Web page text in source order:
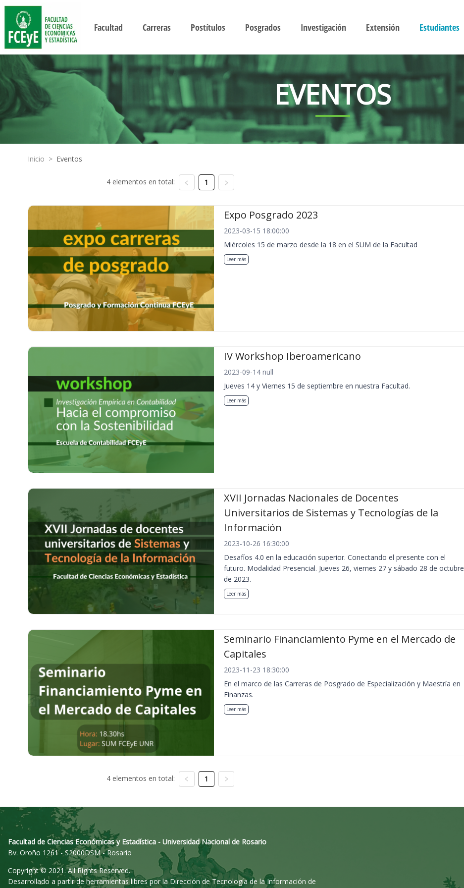
Facultad Carreras Postítulos Posgrados Investigación Extensión Estudiantes
EVENTOS
Inicio > Eventos
4 elementos en total: 1
Expo Posgrado 2023
2023-03-15 18:00:00
Miércoles 15 de marzo desde la 18 en el SUM de la Facultad
Leer más
IV Workshop Iberoamericano
2023-09-14 null
Jueves 14 y Viernes 15 de septiembre en nuestra Facultad.
Leer más
XVII Jornadas Nacionales de Docentes
Universitarios de Sistemas y Tecnologías de la
Información
2023-10-26 16:30:00
Desafíos 4.0 en la educación superior. Conectando el presente con el
futuro. Modalidad Presencial. Jueves 26, viernes 27 y sábado 28 de octubre
de 2023.
Leer más
Seminario Financiamiento Pyme en el Mercado de
Capitales
2023-11-23 18:30:00
En el marco de las Carreras de Posgrado de Especialización y Maestría en
Finanzas.
Leer más
4 elementos en total: 1
Facultad de Ciencias Económicas y Estadística - Universidad Nacional de Rosario
Bv. Oroño 1261 - S2000DSM - Rosario
Copyright © 2021. All Rights Reserved.
Desarrollado a partir de herramientas libres por la Dirección de Tecnología de la Información de